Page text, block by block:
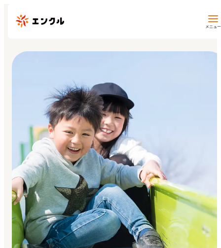
メニュー
地図から探す
地域から探す
マイページ
閲覧履歴
お気に入り
見学日記